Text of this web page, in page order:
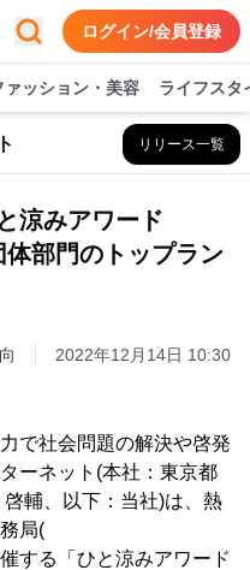
ログイン/会員登録
ァッション・美容 ライフスタ
リリース一覧
涼みアワード
部門のトップラン
2022年12月14日 10:30
で社会問題の解決や啓発
ーネット(本社：東京都
輔、以下：当社)は、熱
局(
する「ひと涼みアワード